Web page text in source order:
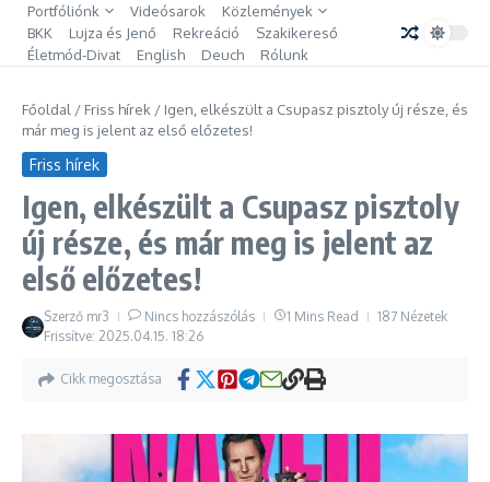
Ugrás a tartalomhoz
Portfóliónk Videósarok
Közlemények
BKK
Lujza és Jenő Rekreáció
Szakikereső
Életmód-Divat
English Deuch Rólunk
Főoldal / Friss hírek / Igen, elkészült a Csupasz pisztoly új része, és
már meg is jelent az első előzetes!
Friss hírek
Igen, elkészült a Csupasz pisztoly
új része, és már meg is jelent az
első előzetes!
Szerző mr3 Nincs hozzászólás 1 Mins Read
187 Nézetek
Frissítve: 2025.04.15. 18:26
Cikk megosztása